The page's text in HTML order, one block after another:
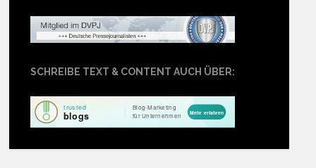
SCHREIBE TEXT & CONTENT AUCH ÜBER: